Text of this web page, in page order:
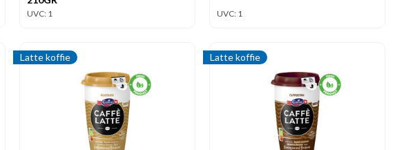
UVC: 1 UVC: 1
Latte koffie Latte koffie